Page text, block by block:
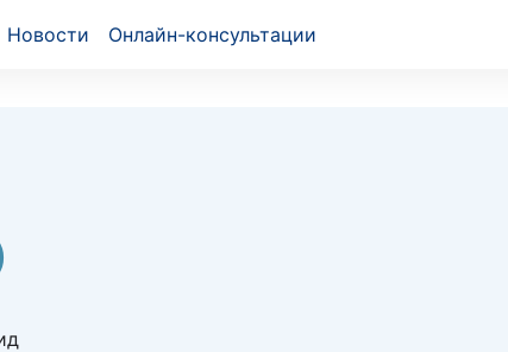
Новости Онлайн-консультации